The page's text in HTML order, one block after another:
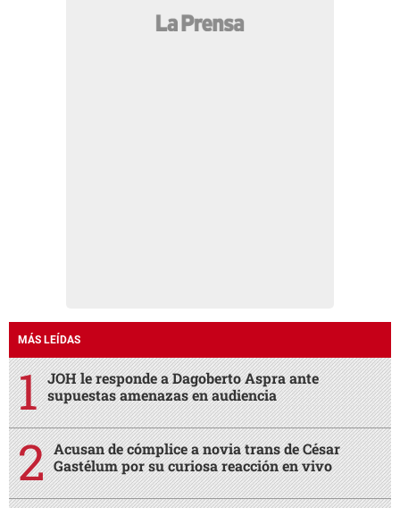
MÁS LEÍDAS
JOH le responde a Dagoberto Aspra ante
supuestas amenazas en audiencia
Acusan de cómplice a novia trans de César
Gastélum por su curiosa reacción en vivo